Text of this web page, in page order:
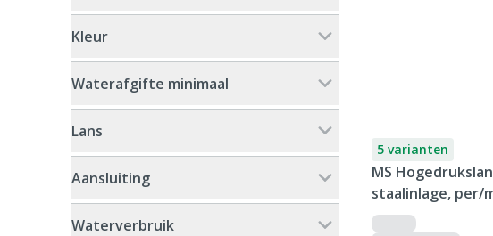
Kleur
Waterafgifte minimaal
Lans
Aansluiting
Waterverbruik
5 varianten
MS
staalinlage, per/